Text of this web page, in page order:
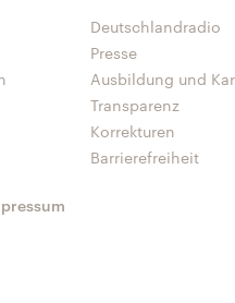
Deutschlandradio
Presse
Ausbildung und
Transparenz
Korrekturen
Barrierefreiheit